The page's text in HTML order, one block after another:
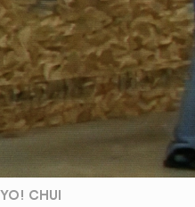
YO! CHUI